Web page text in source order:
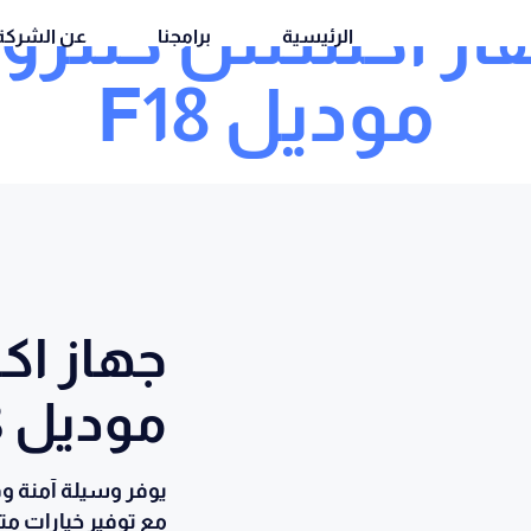
الرئيسية برامجنا عن
اكسس
موديل F18
جهاز
موديل F18
يوفر وسيلة آمنة
مع توفير خيارات